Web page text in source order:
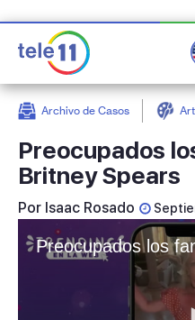
Archivo de Casos
Preocupados
Britney Spears
Por Isaac Rosado
post